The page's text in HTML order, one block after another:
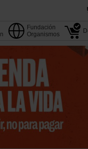
Fundación
Organismos